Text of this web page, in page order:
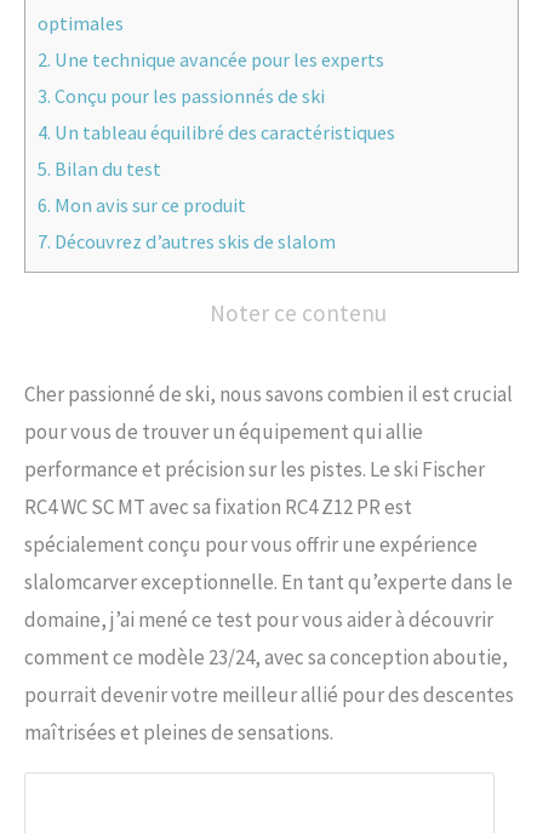
optimales
2. Une technique avancée pour les experts
3. Conçu pour les passionnés de ski
4. Un tableau équilibré des caractéristiques
5. Bilan du test
6. Mon avis sur ce produit
7. Découvrez d’autres skis de slalom
Noter ce contenu
Cher passionné de ski, nous savons combien il est crucial
pour vous de trouver un équipement qui allie
performance et précision sur les pistes. Le ski Fischer
RC4 WC SC MT avec sa fixation RC4 Z12 PR est
spécialement conçu pour vous offrir une expérience
slalomcarver exceptionnelle. En tant qu’experte dans le
domaine, j’ai mené ce test pour vous aider à découvrir
comment ce modèle 23/24, avec sa conception aboutie,
pourrait devenir votre meilleur allié pour des descentes
maîtrisées et pleines de sensations.